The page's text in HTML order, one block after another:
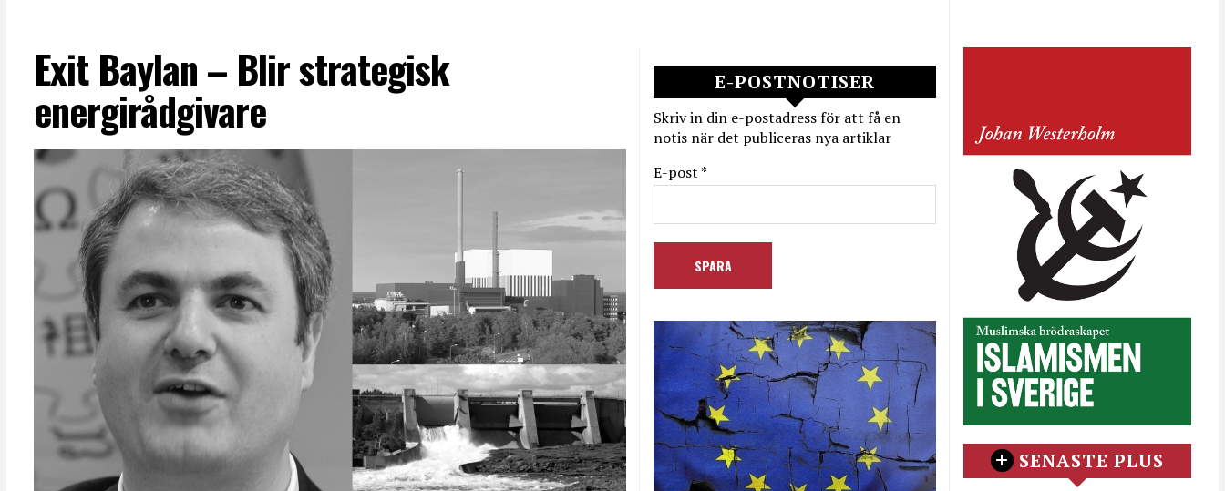
Exit Baylan – Blir strategisk
energirådgivare E-POSTNOTISER
Skriv in din e-postadress för att få en
notis när det publiceras nya artiklar
E-post *
SENASTE PLUS